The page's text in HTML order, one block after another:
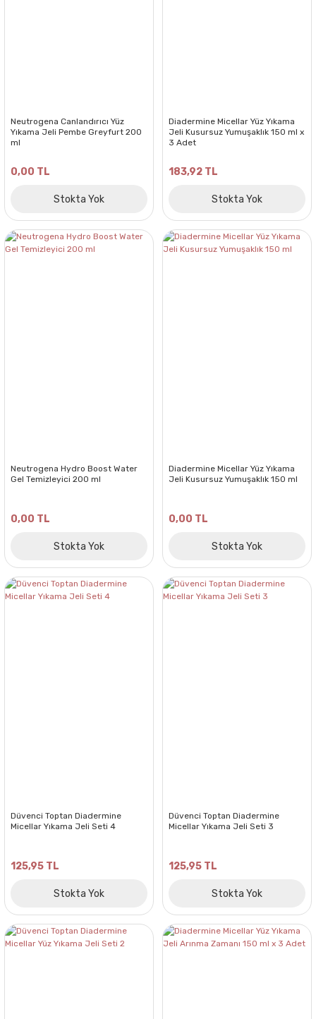
Neutrogena Canlandırıcı Yüz
Yıkama Jeli Pembe Greyfurt 200
ml
0,00 TL
Stokta Yok
Diadermine Micellar Yüz Yıkama
Jeli Kusursuz Yumuşaklık 150 ml x
3 Adet
183,92 TL
Stokta Yok
Neutrogena Hydro Boost Water
Gel Temizleyici 200 ml
0,00 TL
Stokta Yok
Diadermine Micellar Yüz Yıkama
Jeli Kusursuz Yumuşaklık 150 ml
0,00 TL
Stokta Yok
Düvenci Toptan Diadermine
Micellar Yıkama Jeli Seti 4
125,95 TL
Stokta Yok
Düvenci Toptan Diadermine
Micellar Yıkama Jeli Seti 3
125,95 TL
Stokta Yok